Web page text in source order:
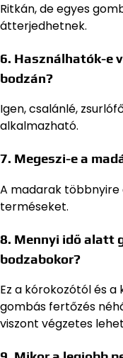
Ritkán, de egyes
átterjedhetnek.
6. Használhatók-e
bodzán?
Igen, csalánlé,
alkalmazható.
7. Megeszi-e a
A madarak
terméseket.
8. Mennyi idő alatt
bodzabokor?
Ez a kórokozótól és
gombás fertőzés
viszont végzetes